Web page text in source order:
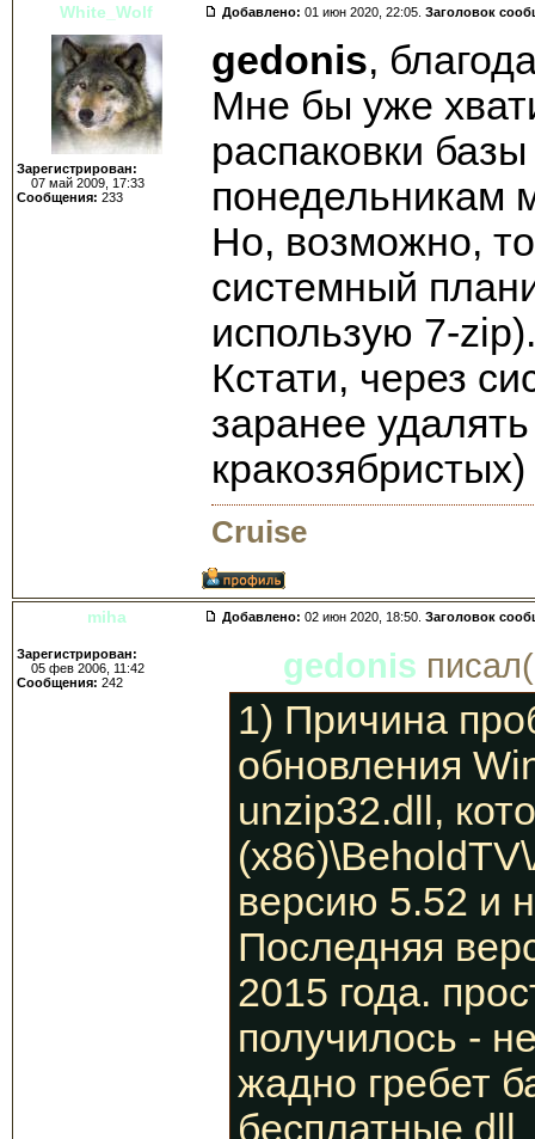
White_Wolf Добавлено: 01 июн 2020, 22:05. Заголовок
Зарегистрирован:
07 май 2009, 17:33
Сообщения: 233
gedonis,
Мне бы уже
распаковки
понедельникам
Но, возможно,
системный
использую 7-
Кстати, через
заранее
Cruise
miha Добавлено: 02 июн 2020, 18:50. Заголовок
Зарегистрирован:
05 фев 2006, 11:42
Сообщения: 242 gedonis
1) Причина
обновления
unzip32.dll,
версию 5.52 и
Последняя
2015 года.
получилось -
жадно гребет
бесплатные dll